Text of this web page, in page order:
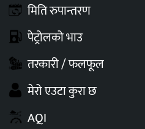
मिति रुपान्तरण
पेट्रोलको भाउ
तरकारी / फलफूल
मेरो एउटा कुरा छ
AQI